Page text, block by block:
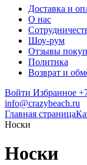
Доставка и
О нас
Шоу-рум
Отзывы
Политика
Возврат и
Войти Избранное
info@crazybeach.ru
Главная страница
Носки
Носки